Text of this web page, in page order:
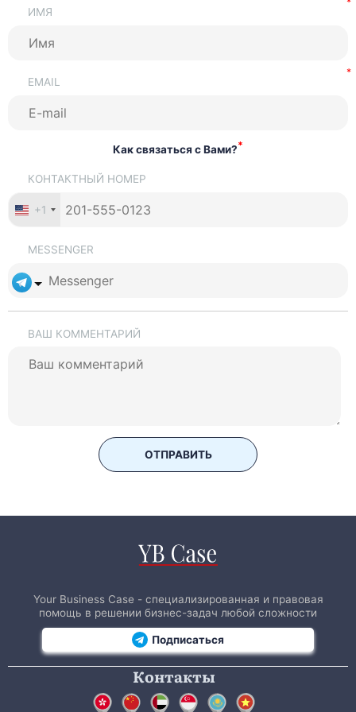
ИМЯ
EMAIL
Как связаться с Вами?*
КОНТАКТНЫЙ НОМЕР
+1
MESSENGER
ВАШ КОММЕНТАРИЙ
ОТПРАВИТЬ
Your Business Case - специализированная и правовая
помощь в решении бизнес-задач любой сложности
Подписаться
Контакты